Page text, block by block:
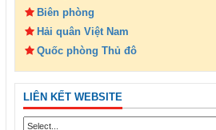
Biên phòng
Hải quân Việt Nam
Quốc phòng Thủ đô
LIÊN KẾT WEBSITE